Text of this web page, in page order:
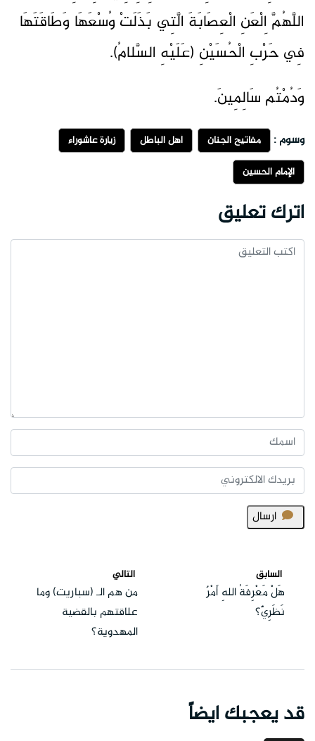
اللَّهُمَّ اِلْعَنِ الْعِصَابَةَ الَّتِي بَذَلَتْ وُسْعَهَا وَطَاقَتَهَا
فِي حَرْبِ الْحُسَيْنِ (عَلَيْهِ السَّلامُ).
وَدُمْتُم سَالِمِينَ.
وسوم : مفاتيح الجنان أهل الباطل
زيارة عاشوراء
الإمام الحسين
اترك تعليق
ارسال
السابق
هَلْ مَعْرِفَةُ اللهِ أَمْرٌ
نَظَرِيٌّ؟
التالي
من هم الـ (سباريت) وما
علاقتهم بالقضية
المهدوية؟
قد يعجبك ايضاً